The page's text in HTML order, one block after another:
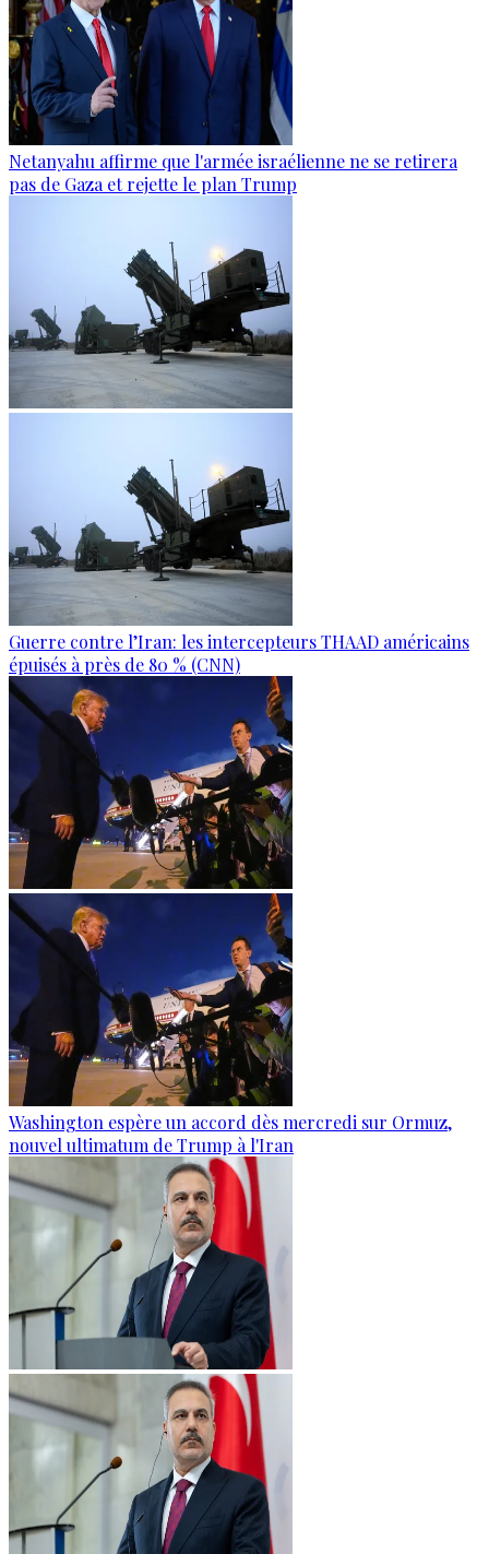
Netanyahu affirme que l'armée israélienne ne se retirera
pas de Gaza et rejette le plan Trump
Guerre contre l’Iran: les intercepteurs THAAD américains
épuisés à près de 80 % (CNN)
Washington espère un accord dès mercredi sur Ormuz,
nouvel ultimatum de Trump à l'Iran